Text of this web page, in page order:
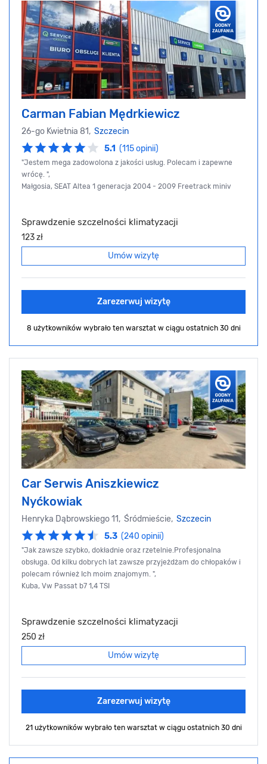
Carman Fabian Mędrkiewicz
26-go Kwietnia 81, Szczecin
5.1 (115 opinii)
"Jestem mega zadowolona z jakości usług. Polecam i zapewne
wrócę. ",
Małgosia, SEAT Altea 1 generacja 2004 - 2009 Freetrack miniv
Sprawdzenie szczelności klimatyzacji
123 zł
Umów wizytę
Zarezerwuj wizytę
8 użytkowników wybrało ten warsztat w ciągu ostatnich 30 dni
Car Serwis Aniszkiewicz
Nyćkowiak
Henryka Dąbrowskiego 11, Śródmieście, Szczecin
5.3 (240 opinii)
"Jak zawsze szybko, dokładnie oraz rzetelnie.Profesjonalna
obsługa. Od kilku dobrych lat zawsze przyjeżdżam do chłopaków i
polecam również Ich moim znajomym. ",
Kuba, Vw Passat b7 1,4 TSI
Sprawdzenie szczelności klimatyzacji
250 zł
Umów wizytę
Zarezerwuj wizytę
21 użytkowników wybrało ten warsztat w ciągu ostatnich 30 dni